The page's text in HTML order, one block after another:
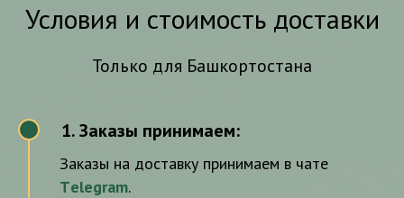
Условия и стоимость доставки
Только для Башкортостана
Заказы принимаем:
Заказы на доставку принимаем в чате
Тelegram.